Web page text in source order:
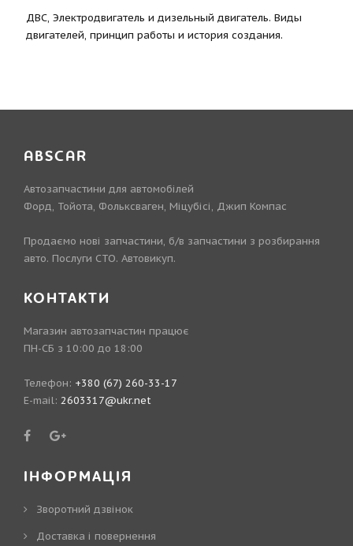
ДВС, Электродвигатель и дизельный двигатель. Виды
двигателей, принцип работы и история создания.
ABSCAR
Автозапчастини для автомобілей
Форд, Тойота, Фольксваген, Міцубісі, Джип Компас
Продаємо нові запчастини, б/в запчастини з розбирання
авто. Послуги СТО. Автовикуп.
КОНТАКТИ
Магазин автозапчастин працює
ПН-СБ з 10:00 до 18:00
Телефон: +380 (67) 260-33-17
E-mail: 2603317@ukr.net
ІНФОРМАЦІЯ
Зворотний дзвінок
Доставка і повернення